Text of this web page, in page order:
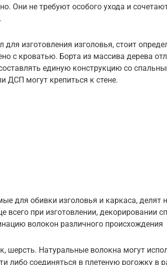
Они не требуют особого ухода и
для изготовления изголовья, стоит
с кроватью. Борта из массива дерева
единую конструкцию со
ДСП могут крепиться к стене.
для обивки изголовья и каркаса, делят
всего при изготовлении, декорировании
волокон различного происхождения
шерсть. Натуральные волокна могут
либо соединяться в плетеную рогожку в